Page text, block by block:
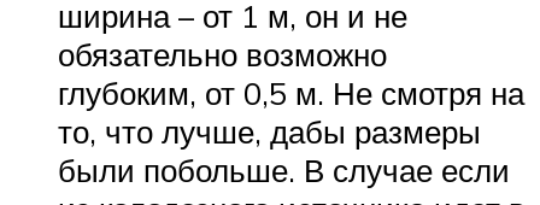
ширина – от 1 м, он и не
обязательно возможно
глубоким, от 0,5 м. Не смотря на
то, что лучше, дабы размеры
были побольше. В случае если